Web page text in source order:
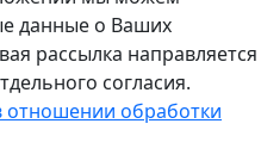
данные о Ваших
рассылка направляется
согласия.
отношении обработки